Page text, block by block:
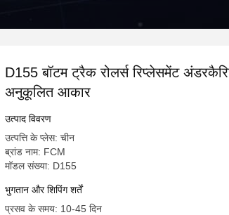
D155 बॉटम ट्रैक रोलर्स रिप्लेसमेंट
अनुकूलित आकार
उत्पाद विवरण
उत्पत्ति के प्लेस: चीन
ब्रांड नाम: FCM
मॉडल संख्या: D155
भुगतान और शिपिंग शर्तें
प्रसव के समय: 10-45 दिन